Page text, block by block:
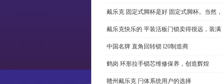
戴乐克 固定式脚杯是好 固定式脚杯。当然
戴乐克快乐的 平装活板门锁卖得很远，装
中国名牌 直角回转锁 l20制造商
鹤岗 环形拉手锁芯维修保养，创造辉煌
赣州戴乐克 闩体系统用户的选择